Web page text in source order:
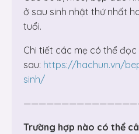
ở sau sinh nhật thứ nhất
tuổi.
Chi tiết các mẹ có thể đọc
sau: https://hachun.vn/
sinh/
Trường hợp nào có thể